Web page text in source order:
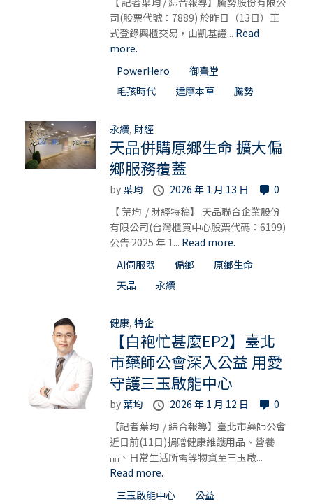
司(股票代號：7889) 於昨日（13日）正
式登錄興櫃交易，由凱基證... Read
more.
PowerHero
御熹堂
毛孩時代
達摩本草 騰勢
永續, 財經
天品併購原鄉生命 擴大偏
鄉服務覆蓋
by葉均 2026 年 1 月 13 日
0
【 葉均 / 財經特稿】 天品聯合企業股份
有限公司(台灣櫃買中心股票代碼：6199)
公告 2025 年 1... Read more.
AI伺服器
偏鄉
原鄉生命
天品
永續
健康,特企
【白袍忙甚麼EP2】臺北
市藥師公會深入公益 用愛
守護三玉啟能中心
by葉均 2026 年 1 月 12 日
0
【記者葉均 / 綜合報導】臺北市藥師公會
近日前(11日)捐贈健康維護用品、營養
品、日常生活所需等物資至三玉啟...
Read more.
三玉啟能中心
公益